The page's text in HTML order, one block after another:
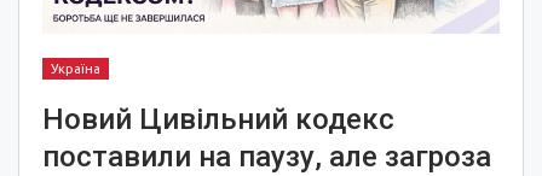
Україна
Новий Цивільний кодекс
поставили на паузу, але загроза